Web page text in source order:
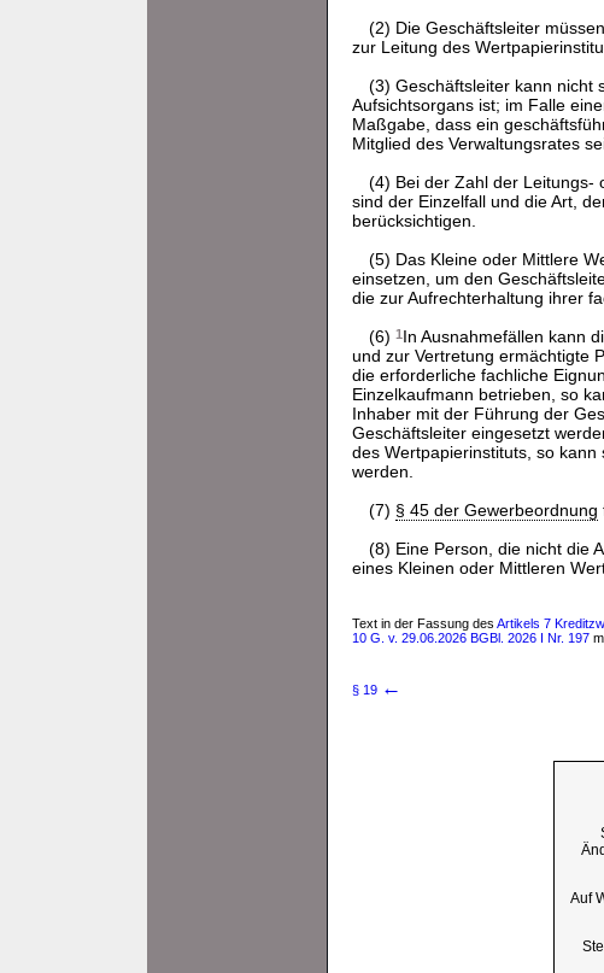
(2) Die Geschäftsleiter
zur Leitung des
(3) Geschäftsleiter kann nicht
Aufsichtsorgans ist; im Falle
Maßgabe, dass ein
Mitglied des Verwaltungsrates
(4) Bei der Zahl der Leitungs-
sind der Einzelfall und die Art,
berücksichtigen.
(5) Das Kleine oder Mittlere
einsetzen, um den
die zur Aufrechterhaltung ihrer
(6) 1In Ausnahmefällen kann
und zur Vertretung ermächtigte
die erforderliche fachliche
Einzelkaufmann betrieben, so
Inhaber mit der Führung der
Geschäftsleiter eingesetzt
des Wertpapierinstituts, so
werden.
(7) § 45 der Gewerbeordnung
(8) Eine Person, die nicht die
eines Kleinen oder Mittleren
Text in der Fassung des Artikels 7
10 G. v. 29.06.2026 BGBl. 2026 I Nr. 197
§ 19 ←
Auf